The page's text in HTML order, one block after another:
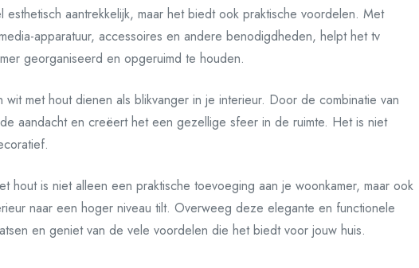
aantrekkelijk, maar het biedt ook praktische voordelen. Met
apparatuur, accessoires en andere benodigdheden, helpt het tv
georganiseerd en opgeruimd te houden.
wit met hout dienen als blikvanger in je interieur. Door de combinatie van
aandacht en creëert het een gezellige sfeer in de ruimte. Het is niet
hout is niet alleen een praktische toevoeging aan je woonkamer, maar ook
naar een hoger niveau tilt. Overweeg deze elegante en functionele
en geniet van de vele voordelen die het biedt voor jouw huis.